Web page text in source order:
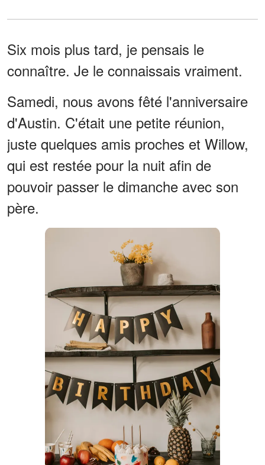
Six mois plus tard, je pensais le
connaître. Je le connaissais vraiment.
Samedi, nous avons fêté l'anniversaire
d'Austin. C'était une petite réunion,
juste quelques amis proches et Willow,
qui est restée pour la nuit afin de
pouvoir passer le dimanche avec son
père.